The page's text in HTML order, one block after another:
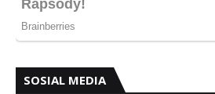
SOSIAL MEDIA